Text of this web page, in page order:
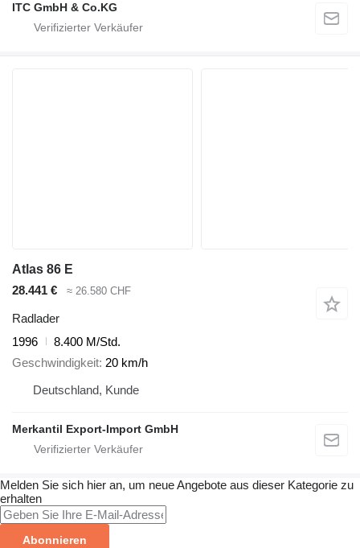
ITC GmbH & Co.KG
Atlas 86 E
28.441 €
≈ 26.580 CHF
Radlader
1996
8.400 M/Std.
Geschwindigkeit 20 km/h
Deutschland, Kunde
Merkantil Export-Import GmbH
Melden Sie sich hier an, um neue Angebote aus dieser Kategorie zu
erhalten
Abonnieren